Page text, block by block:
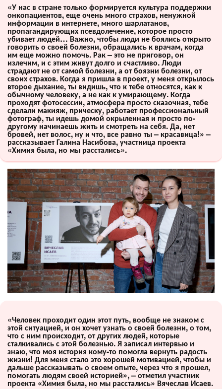
«У нас в стране только формируется культура поддержки
онкопациентов, еще очень много страхов, ненужной
информации в интернете, много шарлатанов,
пропагандирующих псевдолечение, которое просто
убивает людей… Важно, чтобы люди не боялись открыто
говорить о своей болезни, обращались к врачам, когда
им еще можно помочь. Рак – это не приговор, он
излечим, и с этим живут долго и счастливо. Люди
страдают не от самой болезни, а от боязни болезни, от
своих страхов. Когда я пришла в проект, у меня открылось
второе дыхание, ты видишь, что к тебе относятся, как к
обычному человеку, а не как к умирающему. Когда
проходят фотосессии, атмосфера просто сказочная, тебе
сделали макияж, прическу, работает профессиональный
фотограф, ты идешь домой окрыленная и просто по-
другому начинаешь жить и смотреть на себя. Да, нет
бровей, нет волос, ну и что, все равно ты – красавица!» –
рассказывает Галина Насибова, участница проекта
«Химия была, но мы расстались».
«Человек проходит один этот путь, вообще не знаком с
этой ситуацией, и он хочет узнать о своей болезни, о том,
что с ним происходит, от других людей, которые
сталкивались с этой болезнью. Я записал интервью и
знаю, что моя история кому-то помогла вернуть радость
жизни! Для меня стало это хорошей мотивацией, чтобы и
дальше рассказывать о своем опыте, через что я прошел,
помогать людям своей историей», – отметил участник
проекта «Химия была, но мы расстались» Вячеслав Исаев.